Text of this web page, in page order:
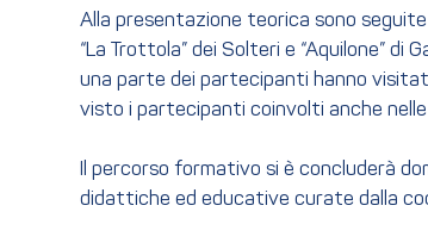
Alla presentazione teorica sono
“La Trottola” dei Solteri e “Aquilone”
una parte dei partecipanti hanno
visto i partecipanti coinvolti anche
Il percorso formativo si è concluderà
didattiche ed educative curate dalla